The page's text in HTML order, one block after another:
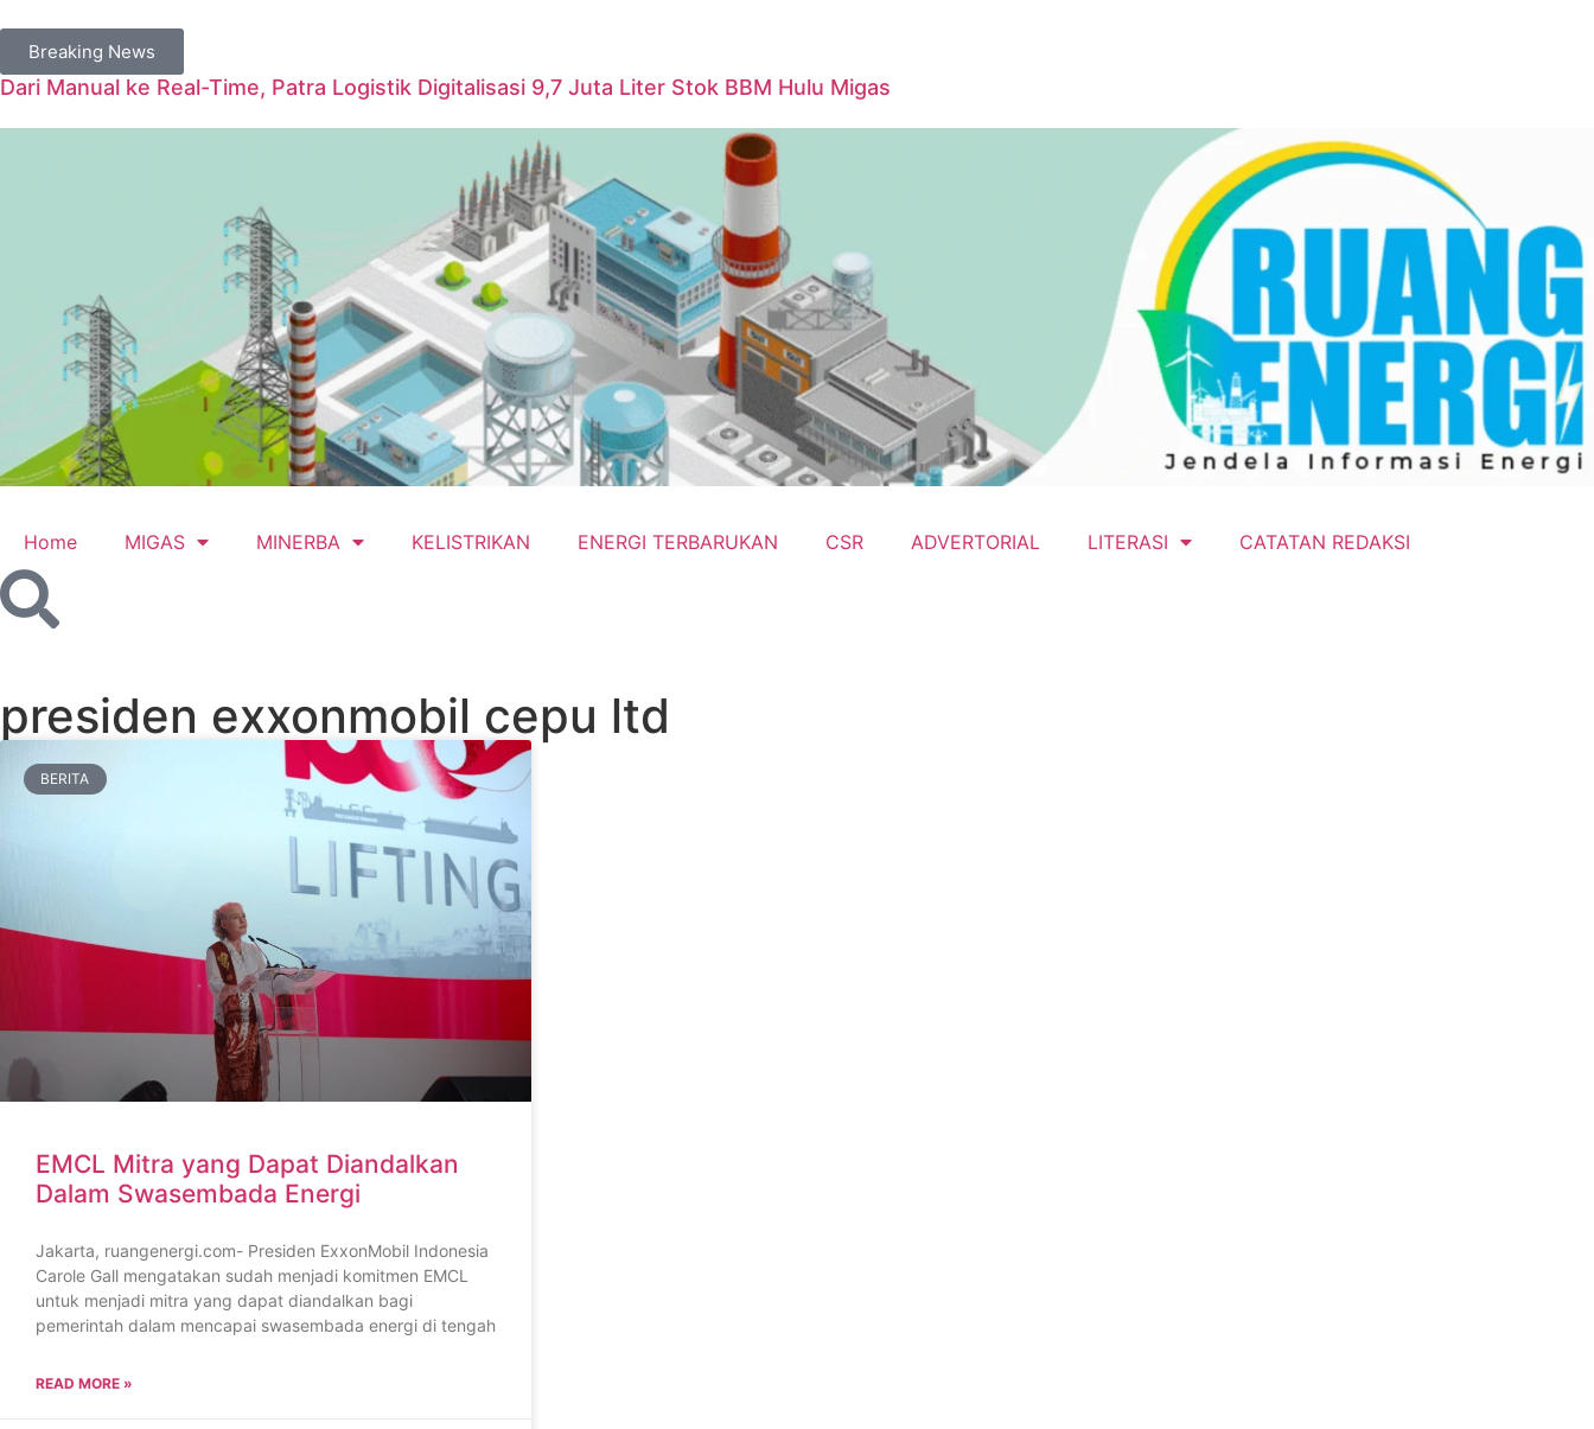
Breaking News
Dari Manual ke Real-Time, Patra Logistik Digitalisasi 9,7 Juta Liter Stok BBM Hulu Migas
Home MIGAS MINERBA KELISTRIKAN ENERGI TERBARUKAN CSR ADVERTORIAL LITERASI CATATAN REDAKSI
presiden exxonmobil cepu ltd
BERITA
EMCL Mitra yang Dapat Diandalkan
Dalam Swasembada Energi
Jakarta, ruangenergi.com- Presiden ExxonMobil Indonesia
Carole Gall mengatakan sudah menjadi komitmen EMCL
untuk menjadi mitra yang dapat diandalkan bagi
pemerintah dalam mencapai swasembada energi di tengah
READ MORE »